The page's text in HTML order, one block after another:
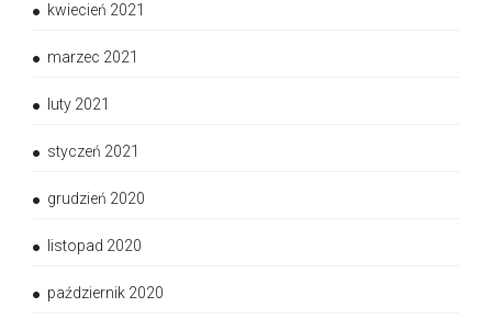
kwiecień 2021
marzec 2021
luty 2021
styczeń 2021
grudzień 2020
listopad 2020
październik 2020